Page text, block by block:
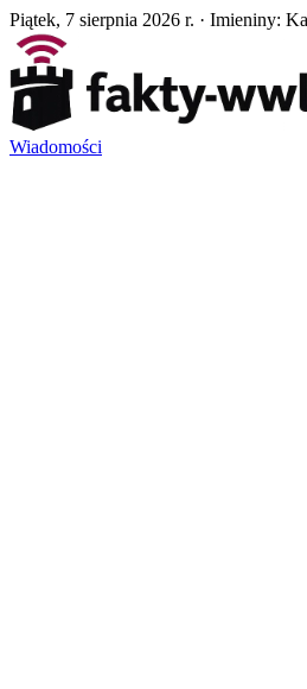
Piątek, 7 sierpnia 2026 r. · Imieniny:
Wiadomości